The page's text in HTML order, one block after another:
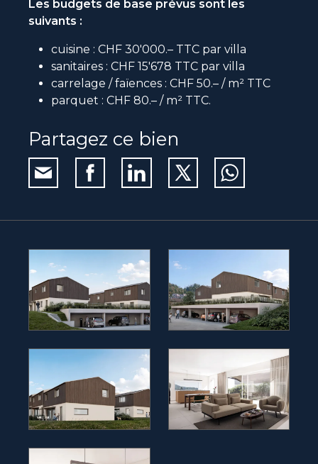
Les budgets de base prévus sont les
suivants :
cuisine : CHF 30'000.– TTC par villa
sanitaires : CHF 15'678 TTC par villa
carrelage / faïences : CHF 50.– / m² TTC
parquet : CHF 80.– / m² TTC.
Partagez ce bien